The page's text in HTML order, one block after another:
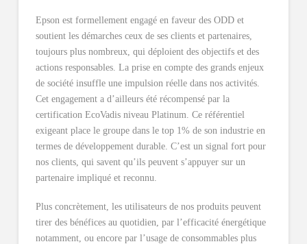
Epson est formellement engagé en faveur des ODD et
soutient les démarches ceux de ses clients et partenaires,
toujours plus nombreux, qui déploient des objectifs et des
actions responsables. La prise en compte des grands enjeux
de société insuffle une impulsion réelle dans nos activités.
Cet engagement a d’ailleurs été récompensé par la
certification EcoVadis niveau Platinum. Ce référentiel
exigeant place le groupe dans le top 1% de son industrie en
termes de développement durable. C’est un signal fort pour
nos clients, qui savent qu’ils peuvent s’appuyer sur un
partenaire impliqué et reconnu.
Plus concrètement, les utilisateurs de nos produits peuvent
tirer des bénéfices au quotidien, par l’efficacité énergétique
notamment, ou encore par l’usage de consommables plus